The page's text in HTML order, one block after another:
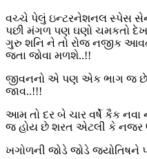
વચ્ચે પેલું ઇન્ટરનેશનલ સ્પેસ
પછી મંગળ પણ ઘણો ચમકતો
ગુરુ શનિ ને તો રોજ નજીક
જતા જોવા મળશે..!!
જીવનનો એ પણ એક ભાગ જ છે
જાવ..!!!
આમ તો દર બે ચાર વર્ષે કૈક નવા
જ હોય છે શરત એટલી કે નજર
ખગોળની જોડે જોડે જ્યોતિષને